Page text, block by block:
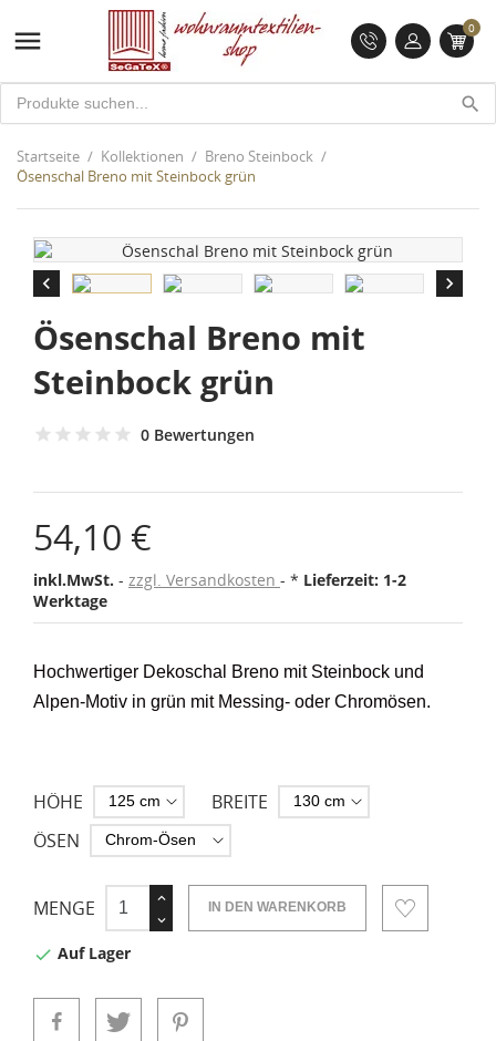
 0
search
Startseite Kollektionen
Breno Steinbock
Ösenschal Breno mit Steinbock grün
 
Ösenschal Breno mit
Steinbock grün
0 Bewertungen
54,10 €
inkl.MwSt. zzgl. Versandkosten * Lieferzeit: 1-2
Werktage
Hochwertiger Dekoschal Breno mit Steinbock und
Alpen-Motiv in grün mitMessing- oder Chromösen.
HÖHE
BREITE
ÖSEN
MENGE IN DEN WARENKORB
 Auf Lager